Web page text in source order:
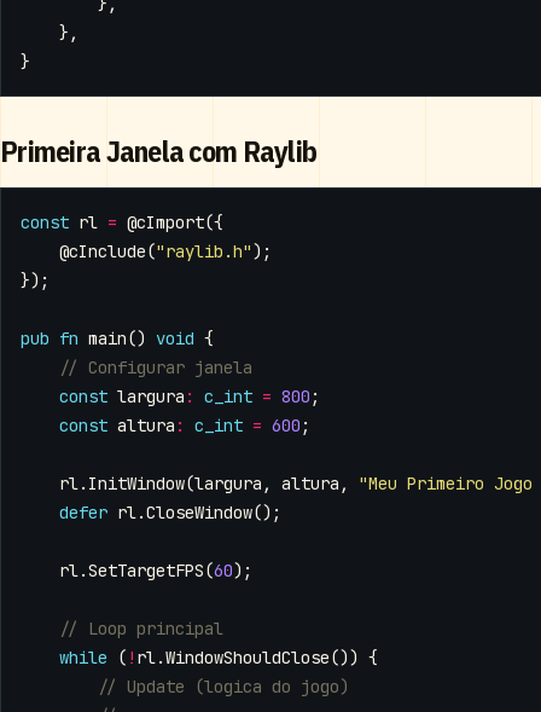
},
}
Primeira Janela com Raylib
const rl = @cImport({
@cInclude("raylib.h" );
});
pub fn main() void {
const largura : c_int = 800 ;
const altura : c_int = 600 ;
rl. InitWindow(largura , altura ,
"Meu Primeiro
defer rl.CloseWindow();
rl.SetTargetFPS(60);
while
( ! rl.WindowShouldClose()) {